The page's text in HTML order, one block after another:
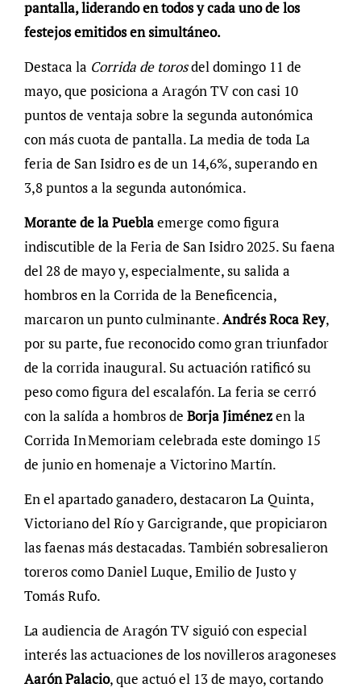
pantalla, liderandoentodos y cada uno de los
festejos emitidos en simultáneo.
Destaca la Corrida de torosdel domingo 11 de
mayo, que posiciona a Aragón TV con casi 10
puntos de ventaja sobre la segunda autonómica
con más cuota de pantalla. La media de toda La
feria de San Isidro es de un 14,6%, superando en
3,8 puntos a la segunda autonómica.
Morante de la Pueblaemerge como figura
indiscutible de la Feria de San Isidro 2025. Su faena
del 28 de mayo y, especialmente, su salida a
hombros en la Corrida de la Beneficencia,
marcaron un punto culminante.Andrés Roca Rey,
por su parte, fue reconocido como gran triunfador
de la corrida inaugural. Su actuación ratificó su
peso como figura del escalafón. La feria se cerró
con la salída a hombros de Borja Jiménezen la
Corrida In Memoriam celebrada este domingo 15
de junio en homenaje a Victorino Martín.
En el apartado ganadero, destacaron La Quinta,
Victoriano del Río y Garcigrande, que propiciaron
las faenas más destacadas. También sobresalieron
toreros como Daniel Luque, Emilio de Justo y
Tomás Rufo.
La audiencia de Aragón TV siguió con especial
interés las actuaciones de los novilleros aragoneses
Aarón Palacio, que actuó el 13 de mayo, cortando